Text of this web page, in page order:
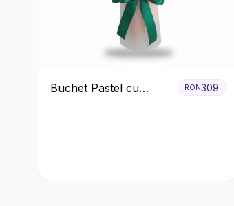
Buchet Pastel cu
RON309